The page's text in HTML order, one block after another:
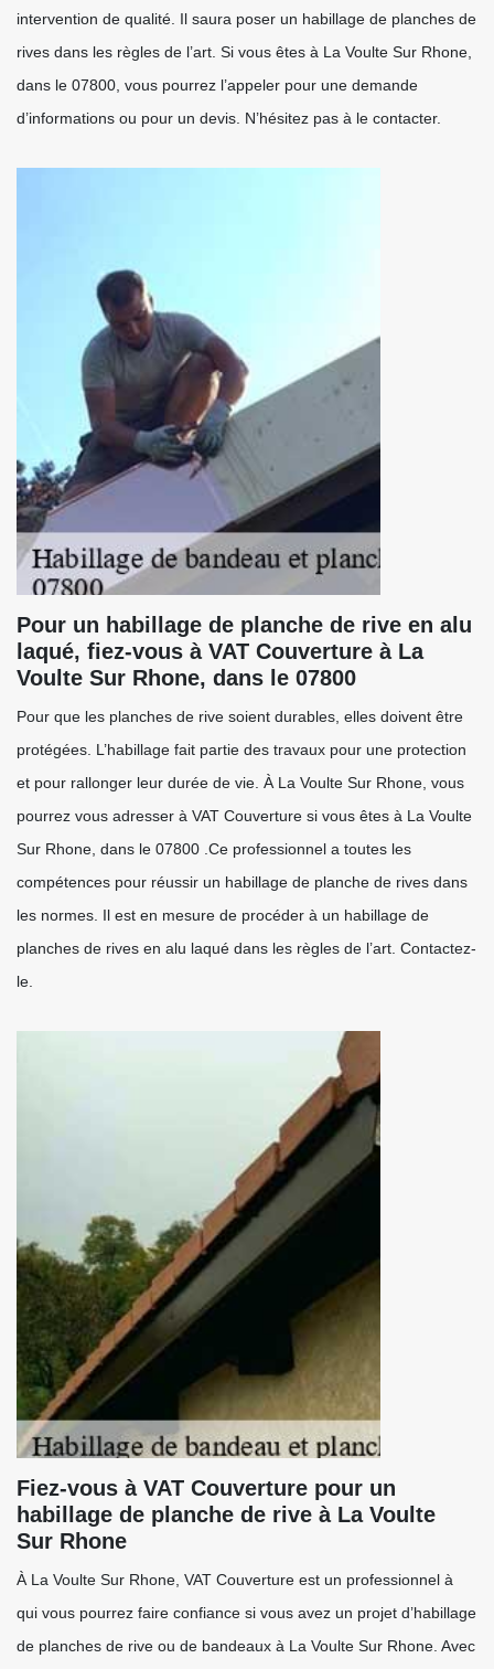
intervention de qualité. Il saura poser un habillage de planches de
rives dans les règles de l’art. Si vous êtes à La Voulte Sur Rhone,
dans le 07800, vous pourrez l’appeler pour une demande
d’informations ou pour un devis. N’hésitez pas à le contacter.
Pour un habillage de planche de rive en alu
laqué, fiez-vous à VAT Couverture à La
Voulte Sur Rhone, dans le 07800
Pour que les planches de rive soient durables, elles doivent être
protégées. L’habillage fait partie des travaux pour une protection
et pour rallonger leur durée de vie. À La Voulte Sur Rhone, vous
pourrez vous adresser à VAT Couverture si vous êtes à La Voulte
Sur Rhone, dans le 07800 .Ce professionnel a toutes les
compétences pour réussir un habillage de planche de rives dans
les normes. Il est en mesure de procéder à un habillage de
planches de rives en alu laqué dans les règles de l’art. Contactez-
le.
Fiez-vous à VAT Couverture pour un
habillage de planche de rive à La Voulte
Sur Rhone
À La Voulte Sur Rhone, VAT Couverture est un professionnel à
qui vous pourrez faire confiance si vous avez un projet d’habillage
de planches de rive ou de bandeaux à La Voulte Sur Rhone. Avec